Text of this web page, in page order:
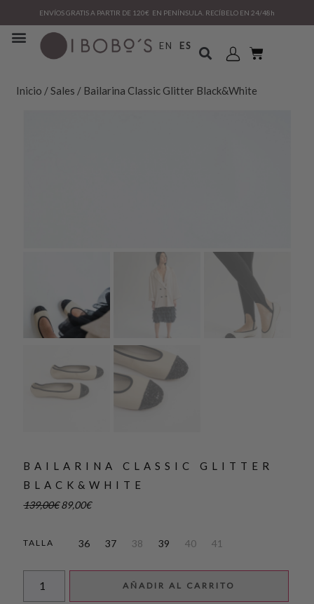
ENVÍOS GRATIS A PARTIR DE 120€ EN PENÍNSULA. RECÍBELO EN 24/48h
EN ES
Inicio /Sales / Bailarina Classic Glitter Black&White
BAILARINA CLASSIC GLITTER
BLACK&WHITE
139,00€ 89,00€
TALLA 36 37 38 39 40 41
AÑADIR AL CARRITO